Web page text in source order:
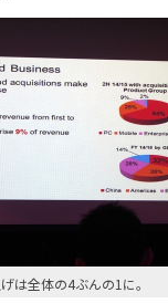
は全体の4ぶんの1に。